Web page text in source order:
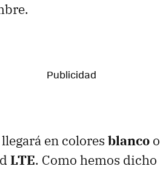
en colores blanco o
LTE. Como hemos